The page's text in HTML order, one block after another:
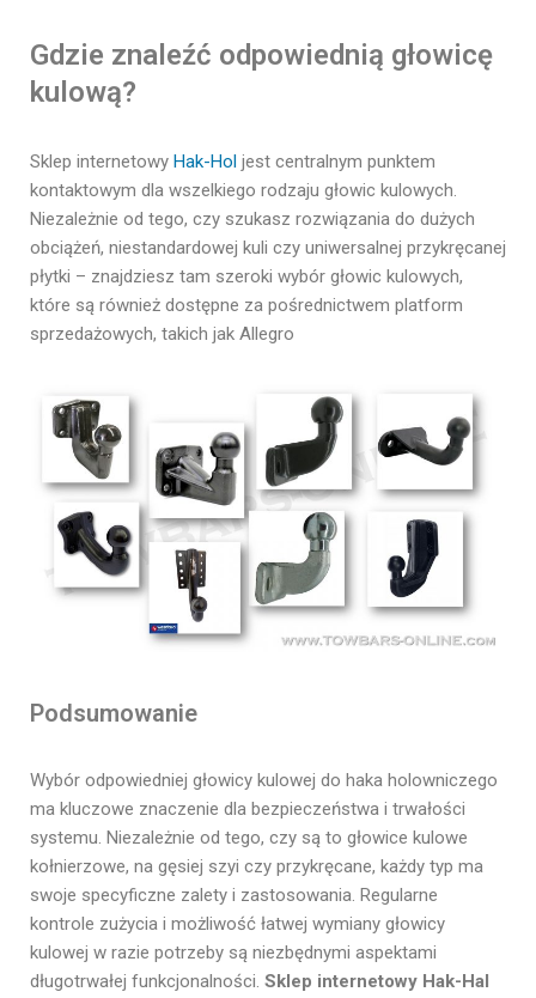
Gdzie znaleźć odpowiednią głowicę
kulową?
Sklep internetowy Hak-Hol jest centralnym punktem
kontaktowym dla wszelkiego rodzaju głowic kulowych.
Niezależnie od tego, czy szukasz rozwiązania do dużych
obciążeń, niestandardowej kuli czy uniwersalnej przykręcanej
płytki – znajdziesz tam szeroki wybór głowic kulowych,
które są również dostępne za pośrednictwem platform
sprzedażowych, takich jak Allegro
Podsumowanie
Wybór odpowiedniej głowicy kulowej do haka holowniczego
ma kluczowe znaczenie dla bezpieczeństwa i trwałości
systemu. Niezależnie od tego, czy są to głowice kulowe
kołnierzowe, na gęsiej szyi czy przykręcane, każdy typ ma
swoje specyficzne zalety i zastosowania. Regularne
kontrole zużycia i możliwość łatwej wymiany głowicy
kulowej w razie potrzeby są niezbędnymi aspektami
długotrwałej funkcjonalności. Sklep internetowy Hak-Hal